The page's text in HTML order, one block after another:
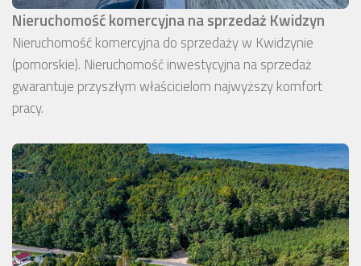
Nieruchomość komercyjna na sprzedaż Kwidzyn
Nieruchomość komercyjna do sprzedaży w Kwidzynie
(pomorskie). Nieruchomość inwestycyjna na sprzedaż
gwarantuje przyszłym właścicielom najwyższy komfort
pracy.